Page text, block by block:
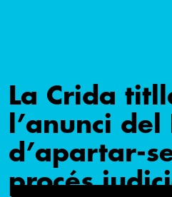
La Crida
l’anunci del
d’apartar-
procés